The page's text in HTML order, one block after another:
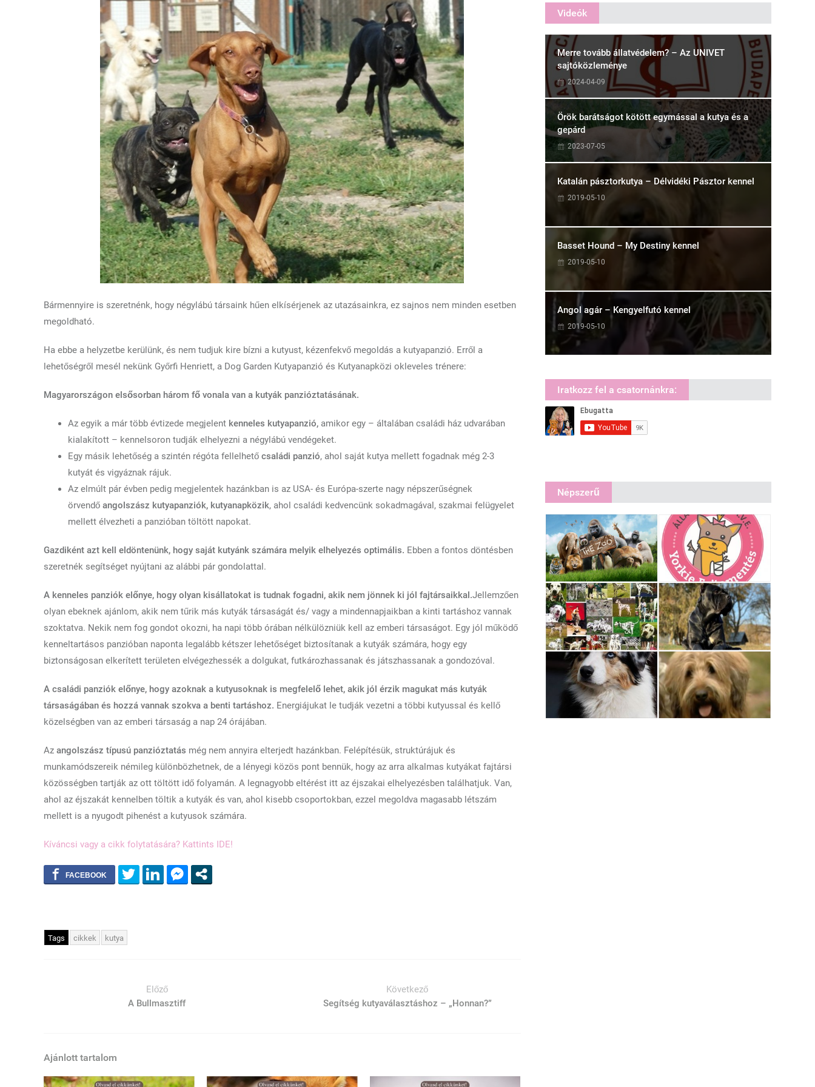
Bármennyire is szeretnénk, hogy négylábú társaink hűen elkísérjenek az utazásainkra, ez sajnos nem minden esetben
megoldható.
Ha ebbe a helyzetbe kerülünk, és nem tudjuk kire bízni a kutyust, kézenfekvő megoldás a kutyapanzió. Erről a
lehetőségről mesél nekünk Győrfi Henriett, a Dog Garden Kutyapanzió és Kutyanapközi okleveles trénere:
Magyarországon elsősorban három fő vonala van a kutyák panzióztatásának.
Az egyik a már több évtizede megjelent kenneles kutyapanzió, amikor egy – általában családi ház udvarában
kialakított – kennelsoron tudják elhelyezni a négylábú vendégeket.
Egy másik lehetőség a szintén régóta fellelhető családi panzió, ahol saját kutya mellett fogadnak még 2-3
kutyát és vigyáznak rájuk.
Az elmúlt pár évben pedig megjelentek hazánkban is az USA- és Európa-szerte nagy népszerűségnek
örvendő angolszász kutyapanziók, kutyanapközik, ahol családi kedvencünk sokadmagával, szakmai felügyelet
mellett élvezheti a panzióban töltött napokat.
Gazdiként azt kell eldöntenünk, hogy saját kutyánk számára melyik elhelyezés optimális. Ebben a fontos döntésben
szeretnék segítséget nyújtani az alábbi pár gondolattal.
A kenneles panziók előnye, hogy olyan kisállatokat is tudnak fogadni, akik nem jönnek ki jól fajtársaikkal.Jellemzően
olyan ebeknek ajánlom, akik nem tűrik más kutyák társaságát és/ vagy a mindennapjaikban a kinti tartáshoz vannak
szoktatva. Nekik nem fog gondot okozni, ha napi több órában nélkülözniük kell az emberi társaságot. Egy jól működő
kenneltartásos panzióban naponta legalább kétszer lehetőséget biztosítanak a kutyák számára, hogy egy
biztonságosan elkerített területen elvégezhessék a dolgukat, futkározhassanak és játszhassanak a gondozóval.
A családi panziók előnye, hogy azoknak a kutyusoknak is megfelelő lehet, akik jól érzik magukat más kutyák
társaságában és hozzá vannak szokva a benti tartáshoz. Energiájukat le tudják vezetni a többi kutyussal és kellő
közelségben van az emberi társaság a nap 24 órájában.
Az angolszász típusú panzióztatás még nem annyira elterjedt hazánkban. Felépítésük, struktúrájuk és
munkamódszereik némileg különbözhetnek, de a lényegi közös pont bennük, hogy az arra alkalmas kutyákat fajtársi
közösségben tartják az ott töltött idő folyamán. A legnagyobb eltérést itt az éjszakai elhelyezésben találhatjuk. Van,
ahol az éjszakát kennelben töltik a kutyák és van, ahol kisebb csoportokban, ezzel megoldva magasabb létszám
mellett is a nyugodt pihenést a kutyusok számára.
Kíváncsi vagy a cikk folytatására? Kattints IDE!
Tags cikkek kutya
Előző
A Bullmasztiff
Következő
Segítség kutyaválasztáshoz – „Honnan?”
Ajánlott tartalom
Videók
Merre tovább állatvédelem? – Az UNIVET
sajtóközleménye
2024-04-09
Örök barátságot kötött egymással a kutya és a
gepárd
2023-07-05
Katalán pásztorkutya – Délvidéki Pásztor kennel
2019-05-10
Basset Hound – My Destiny kennel
2019-05-10
Angol agár – Kengyelfutó kennel
2019-05-10
Iratkozz fel a csatornánkra:
Népszerű